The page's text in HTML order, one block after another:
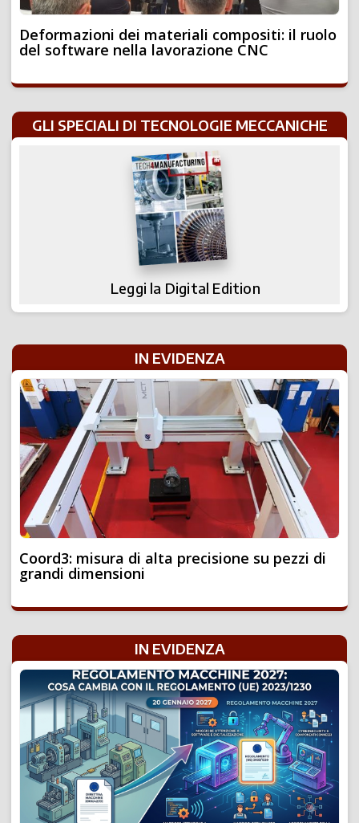
Deformazioni dei materiali compositi: il ruolo
del software nella lavorazione CNC
GLI SPECIALI DI TECNOLOGIE MECCANICHE
Leggi la Digital Edition
IN EVIDENZA
Coord3: misura di alta precisione su pezzi di
grandi dimensioni
IN EVIDENZA